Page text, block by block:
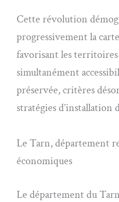
Cette révolution
progressivement la
favorisant les
simultanément
préservée, critères
stratégies d’installation
Le Tarn, département
économiques
Le département du